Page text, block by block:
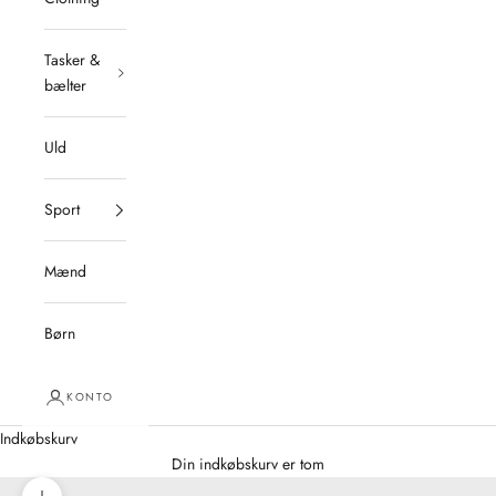
Tasker &
bælter
Uld
Sport
Mænd
Børn
KONTO
Indkøbskurv
Din indkøbskurv er tom